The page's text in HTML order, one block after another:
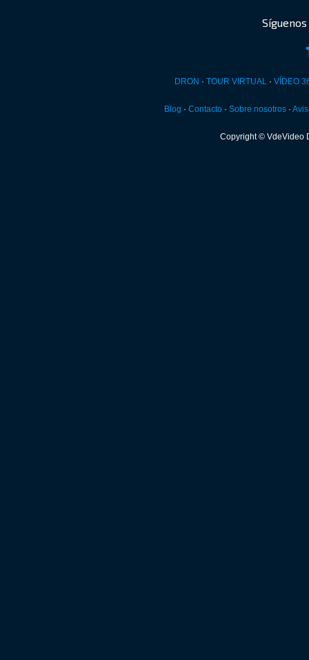
DRON · TOUR VIRTUAL· VÍDEO
Blog · Contacto· Sobre nosotros·
Copyright © VdeVideo